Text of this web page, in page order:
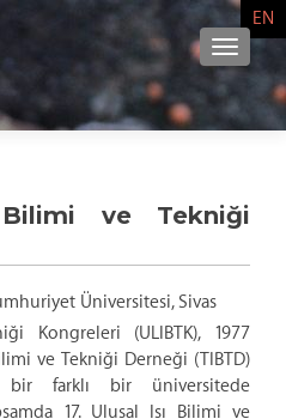
EN
ve Tekniği
Üniversitesi, Sivas
Kongreleri (ULIBTK), 1977
ve Tekniği Derneği (TIBTD)
farklı bir üniversitede
17. Ulusal Isı Bilimi ve